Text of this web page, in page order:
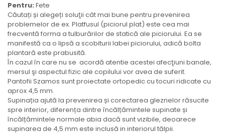
Pentru: Fete
Căutați și alegeți soluţii cât mai bune pentru prevenirea
problemelor de ex. Platfusul (piciorul plat) este cea mai
frecventă forma a tulburărilor de statică ale piciorului. Ea se
manifestă ca o lipsă a scobiturii labei piciorului, adică bolta
plantară este prabusită.
În cazul în care nu se acordă atentie acestei afecţiuni banale,
mersul şi aspectul fizic ale copilului vor avea de suferit.
Pantofii Szamos sunt proiectate ortopedic cu tocuri ridicate cu
aprox 4,5 mm.
Supinația ajută la prevenirea și corectarea gleznelor răsucite
spre interior, diferența dintre încălțămintele supinate și
încălțămintele normale abia dacă sunt vizibile, deoarece
supinarea de 4,5 mm este inclusă in interiorul tălpii.